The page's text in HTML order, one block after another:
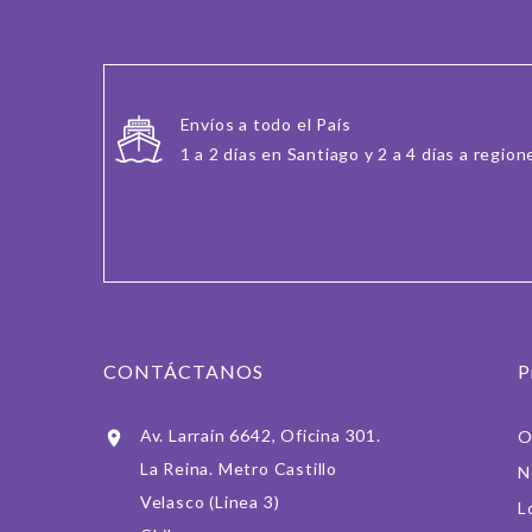
Envíos a todo el País
1 a 2 días en Santiago y 2 a 4 días a
CONTÁCTANOS

Av. Larraín 6642, Oficina 301.
La Reina. Metro Castillo
Velasco (Linea 3)